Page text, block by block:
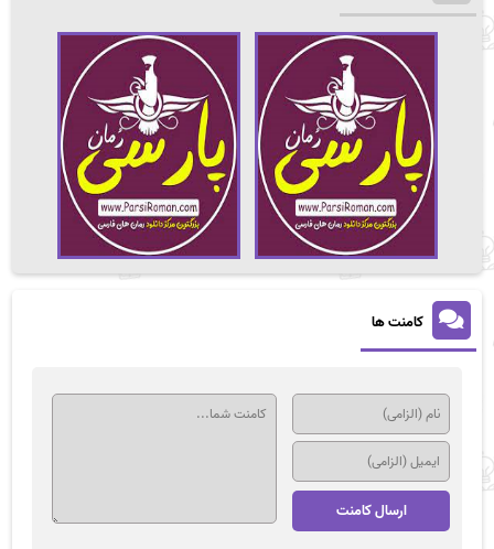
کامنت ها